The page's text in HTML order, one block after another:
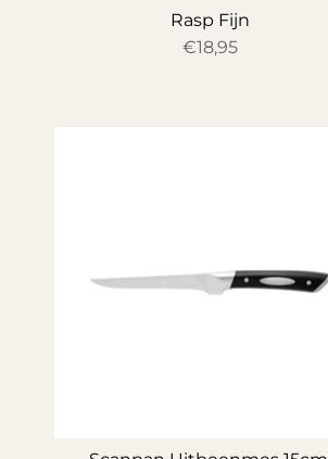
Rasp Fijn
€18,95